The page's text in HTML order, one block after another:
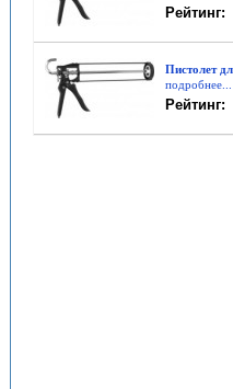
Рейтинг:
Пистолет
подробнее...
Рейтинг: